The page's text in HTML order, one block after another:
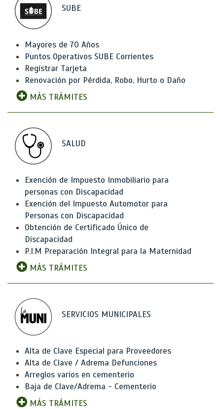
SUBE
Mayores de 70 Años
Puntos Operativos SUBE Corrientes
Registrar Tarjeta
Renovación por Pérdida, Robo, Hurto o Daño
MÁS TRÁMITES
SALUD
Exención de Impuesto Inmobiliario para
personas con Discapacidad
Exención del Impuesto Automotor para
Personas con Discapacidad
Obtención de Certificado Único de
Discapacidad
P.I.M Preparación Integral para la Maternidad
MÁS TRÁMITES
SERVICIOS MUNICIPALES
Alta de Clave Especial para Proveedores
Alta de Clave / Adrema Defunciones
Arreglos varios en cementerio
Baja de Clave/Adrema - Cementerio
MÁS TRÁMITES